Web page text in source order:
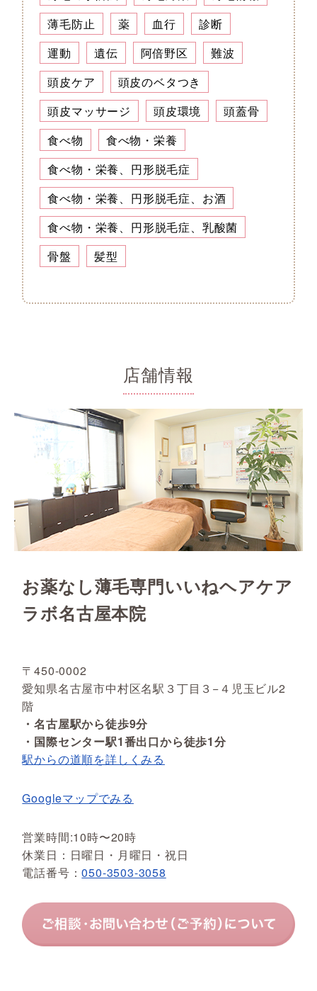
薄毛防止
薬 血行
診断
運動
遺伝 阿倍野区
難波
頭皮ケア
頭皮のベタつき
頭皮マッサージ
頭皮環境
頭蓋骨
食べ物
食べ物・栄養
食べ物・栄養、円形脱毛症
食べ物・栄養、円形脱毛症、お酒
食べ物・栄養、円形脱毛症、乳酸菌
骨盤
髪型
店舗情報
お薬なし薄毛専門いいねヘアケア
ラボ名古屋本院
〒450-0002
愛知県名古屋市中村区名駅３丁目３−４児玉ビル2
階
・名古屋駅から徒歩9分
・国際センター駅1番出口から徒歩1分
駅からの道順を詳しくみる
Googleマップでみる
営業時間:10時〜20時
休業日：日曜日・月曜日・祝日
電話番号：050-3503-3058